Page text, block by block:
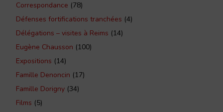
Correspondance (78)
Défenses fortifications tranchées (4)
Délégations – visites à Reims (14)
Eugène Chausson (100)
Expositions (14)
Famille Denoncin (17)
Famille Dorigny (34)
Films (5)